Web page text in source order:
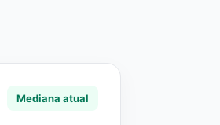
Mediana atual